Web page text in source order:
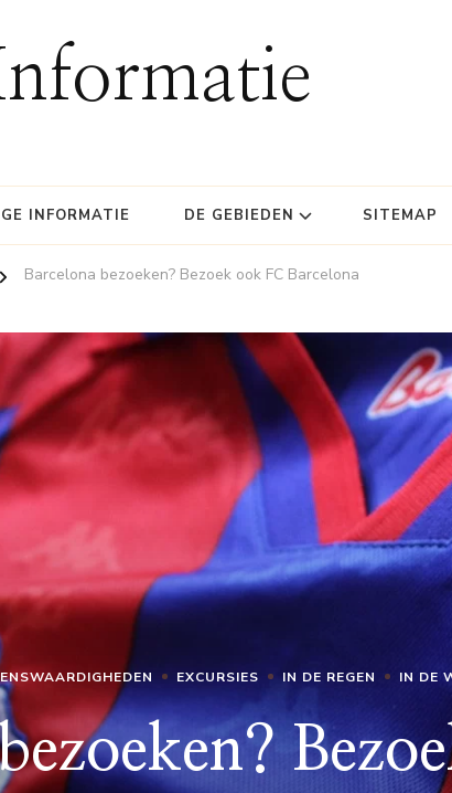
INFORMATIE DE GEBIEDEN SITEMAP
Barcelona bezoeken? Bezoek ook FC Barcelona
EXCURSIES IN DE REGEN IN DE